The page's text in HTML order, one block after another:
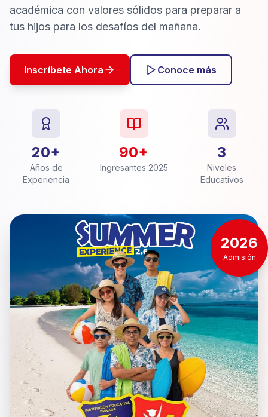
académica con valores sólidos para preparar a
tus hijos para los desafíos del mañana.
Inscríbete Ahora Conoce más
20+
Años de
Experiencia
90+
Ingresantes 2025
3
Niveles
Educativos
2026
Admisión